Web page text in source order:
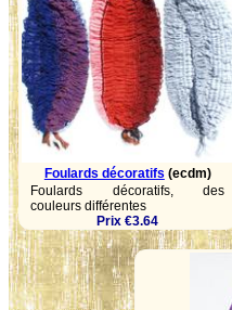
Foulards décoratifs (ecdm)
Foulards décoratifs, des
couleurs différentes
Prix €3.64